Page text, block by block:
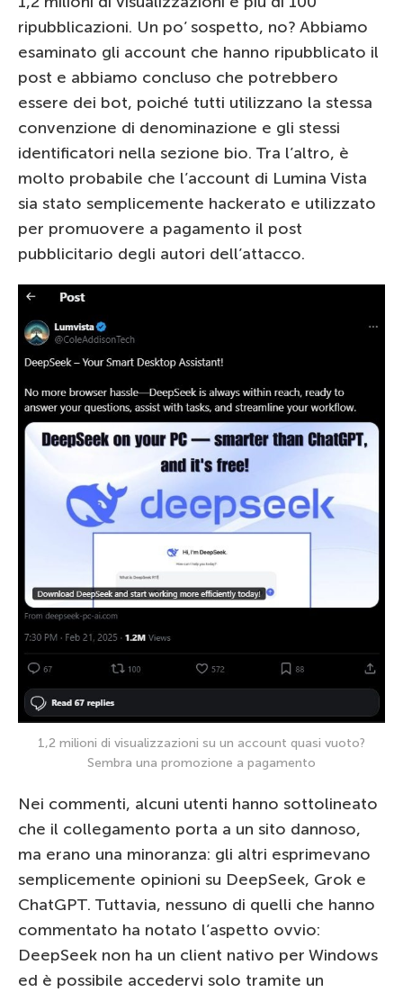
ripubblicazioni. Un po’ sospetto, no? Abbiamo
esaminato gli account che hanno ripubblicato il
post e abbiamo concluso che potrebbero
essere dei bot, poiché tutti utilizzano la stessa
convenzione di denominazione e gli stessi
identificatori nella sezione bio. Tra l’altro, è
molto probabile che l’account di Lumina Vista
sia stato semplicemente hackerato e utilizzato
per promuovere a pagamento il post
pubblicitario degli autori dell’attacco.
1,2 milioni di visualizzazioni su un account quasi vuoto?
Sembra una promozione a pagamento
Nei commenti, alcuni utenti hanno sottolineato
che il collegamento porta a un sito dannoso,
ma erano una minoranza: gli altri esprimevano
semplicemente opinioni su DeepSeek, Grok e
ChatGPT. Tuttavia, nessuno di quelli che hanno
commentato ha notato l’aspetto ovvio:
DeepSeek non ha un client nativo per Windows
ed è possibile accedervi solo tramite un